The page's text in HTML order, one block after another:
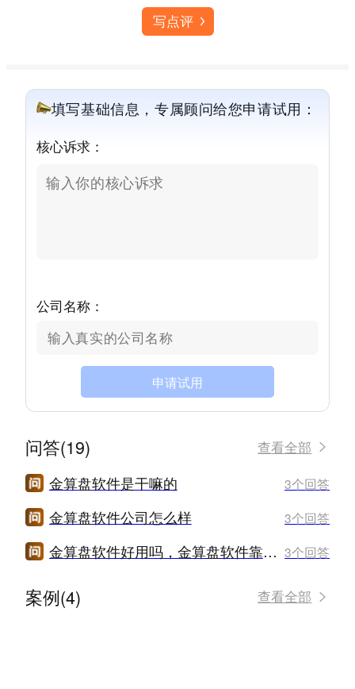
写点评
填写基础信息，专属顾问给您申请试用：
核心诉求：
公司名称：
申请试用
问答(19) 查看全部
金算盘软件是干嘛的 3个回答
金算盘软件公司怎么样 3个回答
金算盘软件好用吗，金算盘软件靠谱么 3个回答
案例(4) 查看全部